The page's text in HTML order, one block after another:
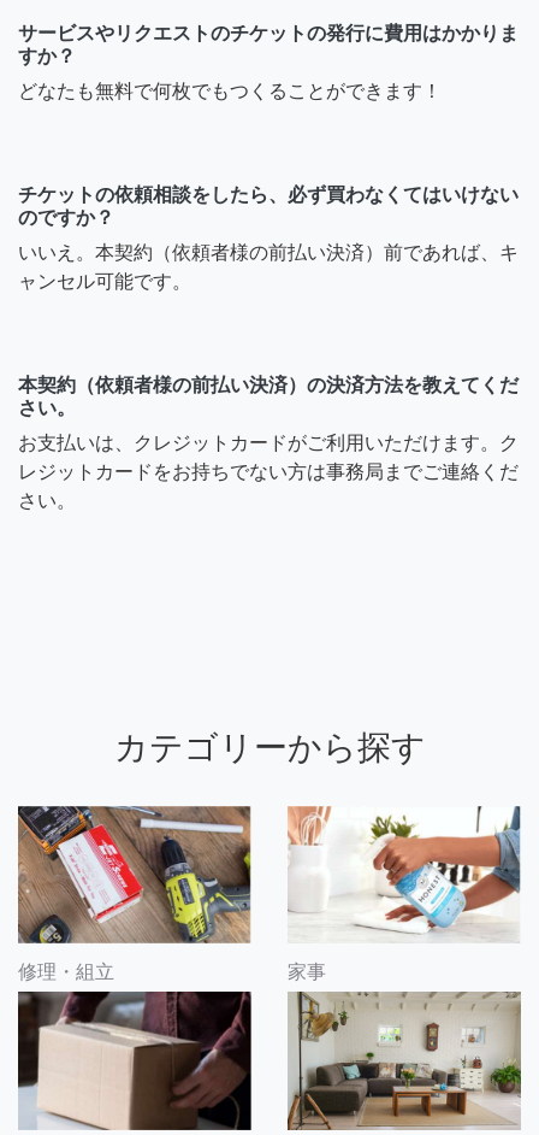
サービスやリクエストのチケットの発行に費用はかかりま
すか？
どなたも無料で何枚でもつくることができます！
チケットの依頼相談をしたら、必ず買わなくてはいけない
のですか？
いいえ。本契約（依頼者様の前払い決済）前であれば、キ
ャンセル可能です。
本契約（依頼者様の前払い決済）の決済方法を教えてくだ
さい。
お支払いは、クレジットカードがご利用いただけます。ク
レジットカードをお持ちでない方は事務局までご連絡くだ
さい。
カテゴリーから探す
修理・組立 家事